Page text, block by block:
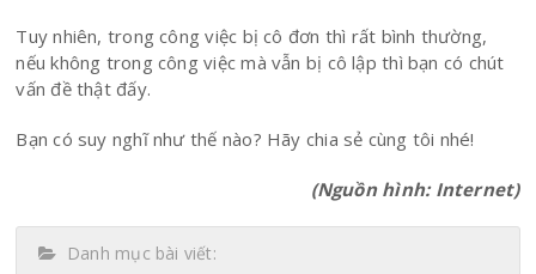
Tuy nhiên, trong công việc bị cô đơn thì rất bình thường,
nếu không trong công việc mà vẫn bị cô lập thì bạn có chút
vấn đề thật đấy.
Bạn có suy nghĩ như thế nào? Hãy chia sẻ cùng tôi nhé!
(Nguồn hình: Internet)
Danh mục bài viết: